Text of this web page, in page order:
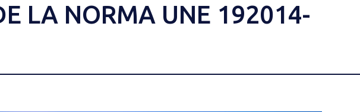
LA NORMA UNE 192014-